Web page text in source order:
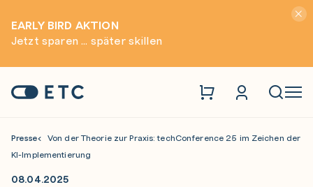
EARLY BIRD AKTION
Jetzt sparen ... später skillen
Startseite: ETC
Presse
Von der Theorie zur Praxis: techConference 25 im Zeichen der
KI-Implementierung
08.04.2025